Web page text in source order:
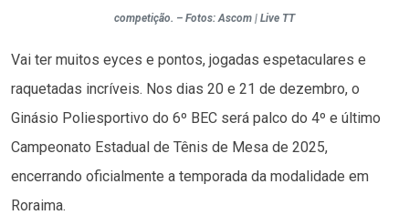
competição. – Fotos: Ascom | Live TT
Vai ter muitos eyces e pontos, jogadas espetaculares e
raquetadas incríveis. Nos dias 20 e 21 de dezembro, o
Ginásio Poliesportivo do 6º BEC será palco do 4º e último
Campeonato Estadual de Tênis de Mesa de 2025,
encerrando oficialmente a temporada da modalidade em
Roraima.